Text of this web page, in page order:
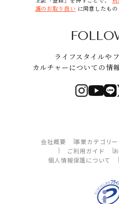
護のお取り扱い に同意したもの
ライフスタイルや
カルチャーについての情
会社概要 事業カテゴリー
ご利用ガイド
個人情報保護について